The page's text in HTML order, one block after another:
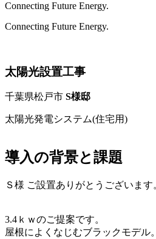
Connecting Future Energy.
Connecting Future Energy.
太陽光設置工事
千葉県松戸市 S様邸
太陽光発電システム(住宅用)
導入の背景と課題
Ｓ様 ご設置ありがとうございます
3.4ｋｗのご提案です。
屋根によくなじむブラックモデル